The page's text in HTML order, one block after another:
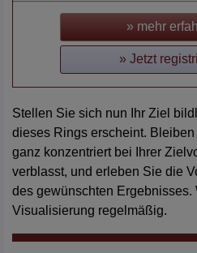
» mehr
» Jetzt
Stellen Sie sich nun Ihr Ziel
dieses Rings erscheint.
ganz konzentriert bei Ihrer
verblasst, und erleben Sie die
des gewünschten
Visualisierung regelmäßig.